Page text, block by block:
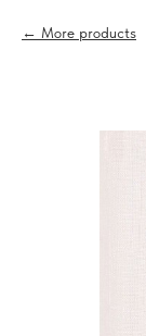
More products